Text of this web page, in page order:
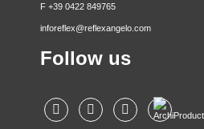
F +39 0422 849765
inforeflex@reflexangelo.com
Follow us